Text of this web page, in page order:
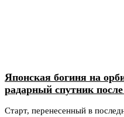
Японская богиня на
радарный спутник
Старт, перенесенный в